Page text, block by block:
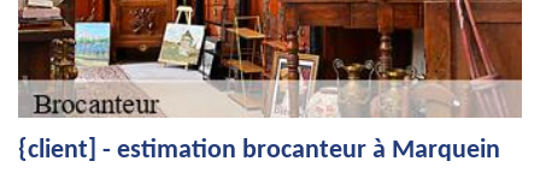
{client] - estimation brocanteur à Marquein